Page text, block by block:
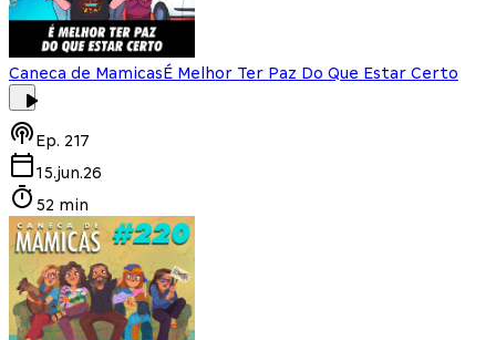
Caneca de MamicasÉ Melhor Ter Paz Do Que Estar Certo
Ep. 217
15.jun.26
52 min